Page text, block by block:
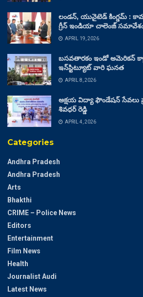
లండన్, యునైటెడ్ కింగ్డమ్ :
గ్రీన్ ఇండియా చాలెంజ్
APRIL 19, 2026
బసవతారకం ఇండో అమెరికన్
ఇన్‌స్టిట్యూట్ వారి ఘనత
APRIL 8, 2026
అక్షయ విద్యా ఫౌండేషన్ సేవలు
శివధర్ రెడ్డి
APRIL 4, 2026
Categories
Andhra Pradesh
Andhra Pradesh
Arts
Bhakthi
CRIME – Police News
Editors
Entertainment
Film News
Health
Journalist Audi
Latest News